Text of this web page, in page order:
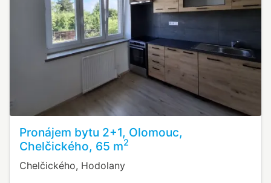
Pronájem bytu 2+1, Olomouc,
Chelčického, 65 m2
Chelčického, Hodolany